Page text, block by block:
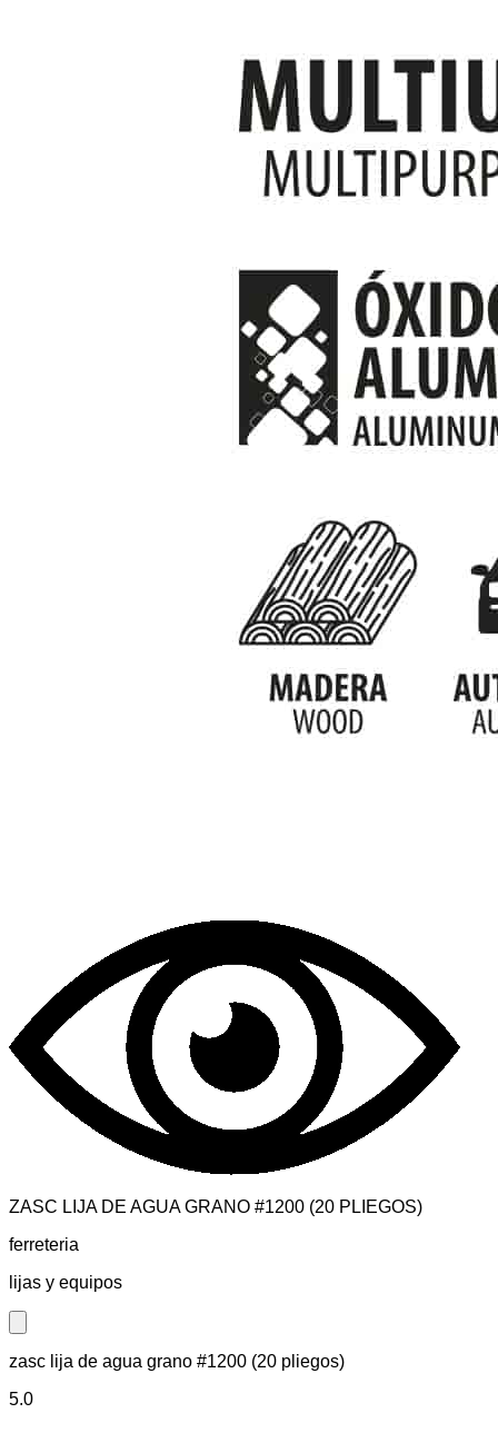
ZASC LIJA DE AGUA GRANO #1200 (20 PLIEGOS)
ferreteria
lijas y equipos
Close modal
zasc lija de agua grano #1200 (20 pliegos)
5.0